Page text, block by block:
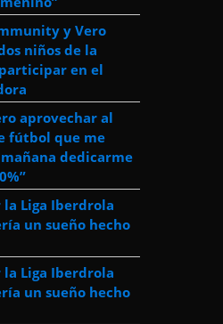
y Vero
niños de la
en el
aprovechar al
fútbol que me
dedicarme
la Liga Iberdrola
un sueño hecho
la Liga Iberdrola
un sueño hecho